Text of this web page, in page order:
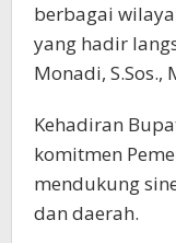
berbagai
yang hadir
Monadi, S.Sos.,
Kehadiran
komitmen
mendukung
dan daerah.